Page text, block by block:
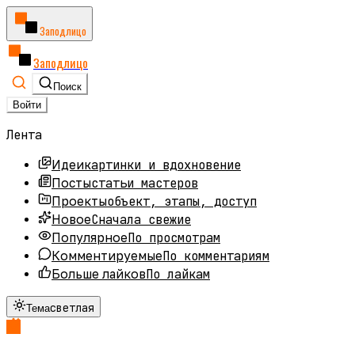
Заподлицо
Заподлицо
Поиск
Войти
Лента
Идеикартинки и вдохновение
Постыстатьи мастеров
Проектыобъект, этапы, доступ
НовоеСначала свежие
ПопулярноеПо просмотрам
КомментируемыеПо комментариям
Больше лайковПо лайкам
Темасветлая